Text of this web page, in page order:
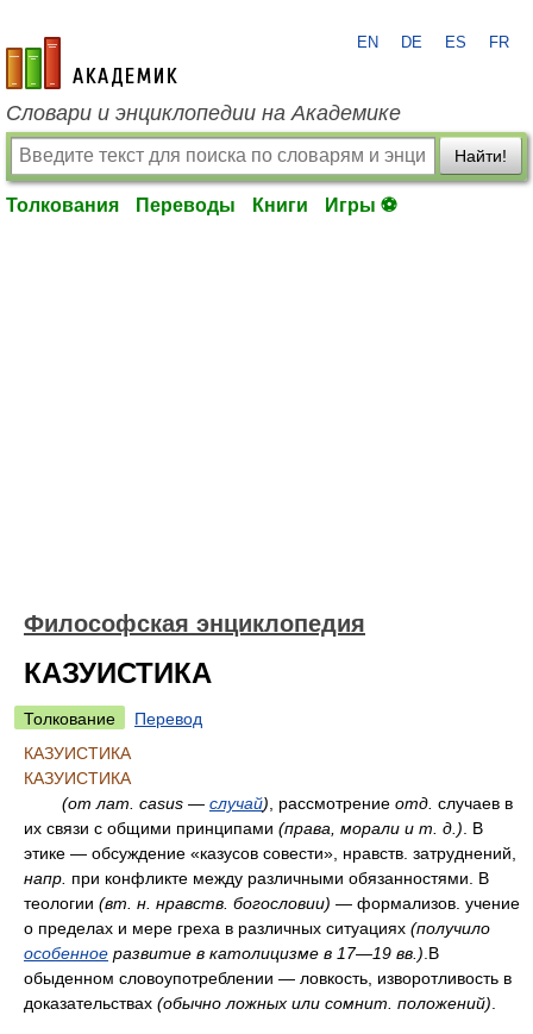
academic.ru
EN DE ES FR
Словари и энциклопедии на Академике
Найти!
Толкования Переводы Книги Игры ⚽
Философская энциклопедия
КАЗУИСТИКА
Толкование
Перевод
КАЗУИСТИКА
КАЗУИСТИКА
(от лат. casus — случай) , рассмотрение отд. случаев в
их связи с общими принципами (права, морали и т. д.) . В
этике — обсуждение «казусов совести», нравств. затруднений,
напр. при конфликте между различными обязанностями. В
теологии (вт. н. нравств. богословии) — формализов. учение
о пределах и мере греха в различных ситуациях (получило
особенное развитие в католицизме в 17—19 вв. ) .В
обыденном словоупотреблении — ловкость, изворотливость в
доказательствах (обычно ложных или сомнит. положений)